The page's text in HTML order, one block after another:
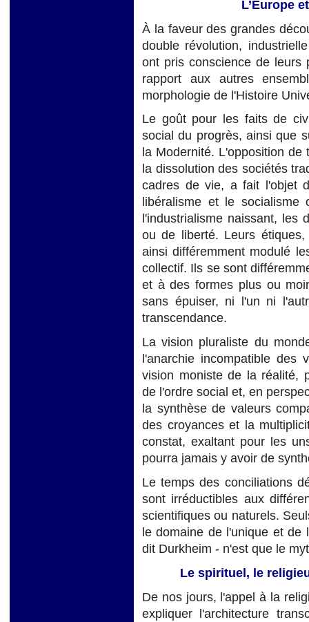
L’Europe
À la faveur des grandes
double révolution,
ont pris conscience de leurs
rapport aux autres
morphologie de l'Histoire
Le goût pour les faits de
social du progrès, ainsi que
la Modernité. L'opposition
la dissolution des sociétés
cadres de vie, a fait l'objet
libéralisme et le
l'industrialisme naissant, les
ou de liberté. Leurs étiques,
ainsi différemment modulé
collectif. Ils se sont
et à des formes plus ou
sans épuiser, ni l'un ni
transcendance.
La vision pluraliste du
l'anarchie incompatible
vision moniste de la réalité,
de l'ordre social et, en
la synthèse de valeurs
des croyances et la
constat, exaltant pour les
pourra jamais y avoir de
Le temps des conciliations
sont irréductibles aux
scientifiques ou naturels.
le domaine de l'unique et de
dit Durkheim - n'est que le
Le spirituel, le
De nos jours, l'appel à la
expliquer l'architecture